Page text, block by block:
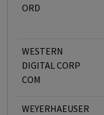
ORD
WESTERN
DIGITAL CORP
COM
WEYERHAEUSER